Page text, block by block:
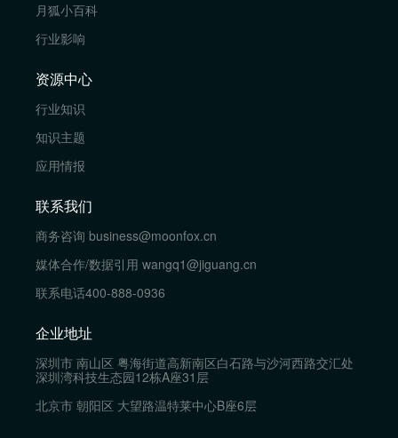
月狐小百科
行业影响
资源中心
行业知识
知识主题
应用情报
联系我们
商务咨询 business@moonfox.cn
媒体合作/数据引用 wangq1@jiguang.cn
联系电话400-888-0936
企业地址
深圳市 南山区 粤海街道高新南区白石路与沙河西路交汇处
深圳湾科技生态园12栋A座31层
北京市 朝阳区 大望路温特莱中心B座6层